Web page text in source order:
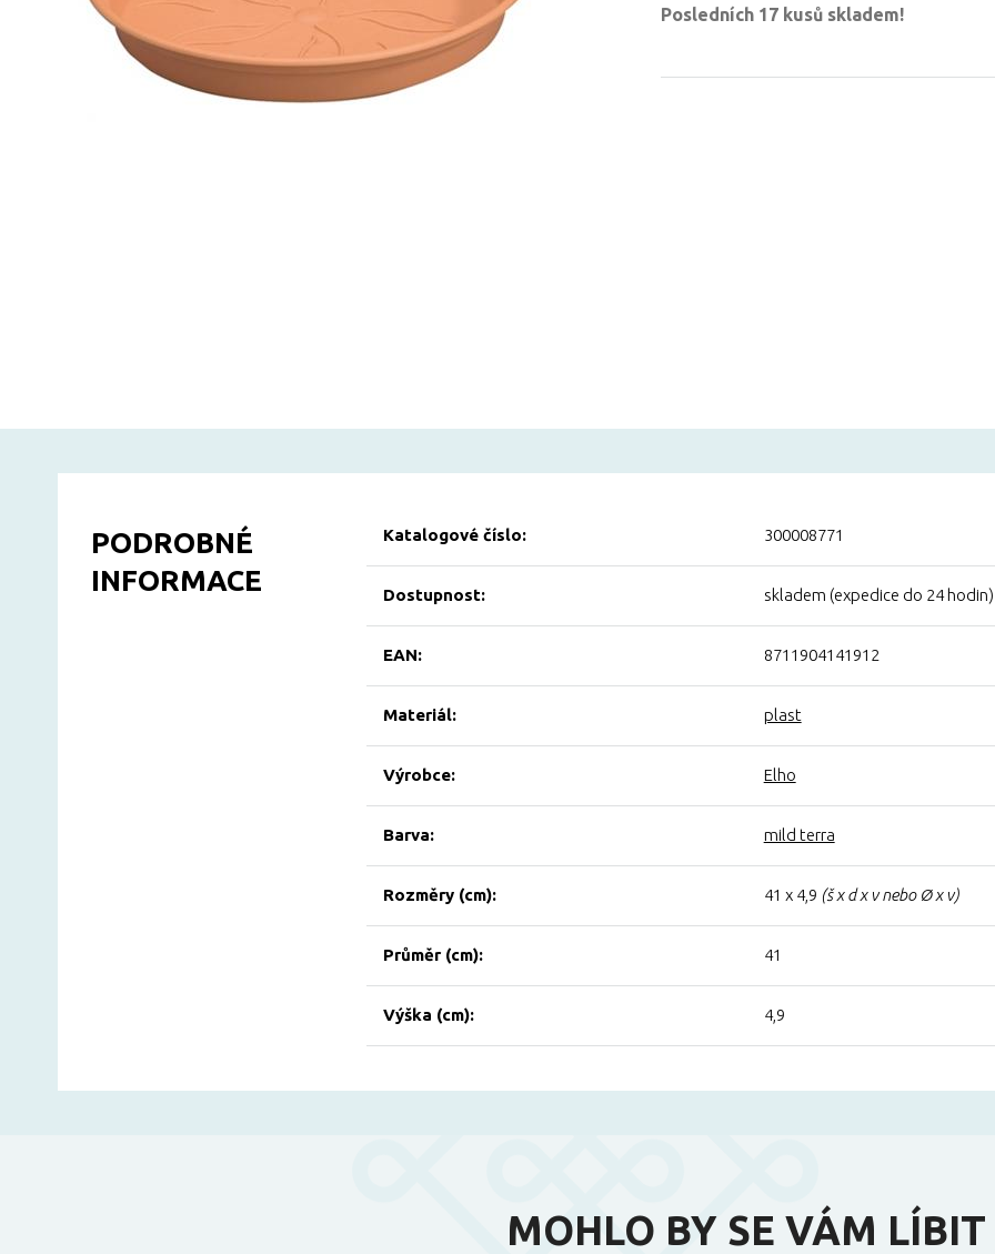
Posledních 17 kusů skladem!
PODROBNÉ
INFORMACE
Katalogové číslo: 300008771
Dostupnost: skladem (expedice do 24 hodin)
EAN: 8711904141912
Materiál: plast
Výrobce: Elho
Barva: mild terra
Rozměry (cm): 41 x 4,9 (š x d x v nebo Ø x v)
Průměr (cm): 41
Výška (cm): 4,9
MOHLO BY SE VÁM LÍBIT